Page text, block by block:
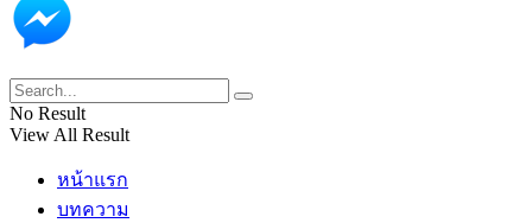
No Result
View All Result
หน้าแรก
บทความ